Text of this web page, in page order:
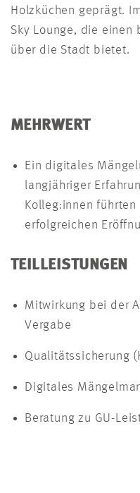
Holzküchen geprägt.
Sky Lounge, die einen
über die Stadt bietet.
MEHRWERT
Ein digitales
langjähriger
Kolleg:innen
erfolgreichen
TEILLEISTUNGEN
Mitwirkung bei der
Vergabe
Qualitätssicherung
Digitales
Beratung zu GU-